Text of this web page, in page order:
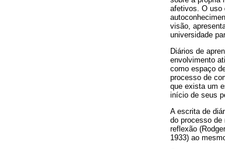
afetivos. O uso
visão,
universidade
Diários de
envolvimento
como espaço
processo de
que exista um
início de seus
A escrita de
do processo de
reflexão
1933) ao